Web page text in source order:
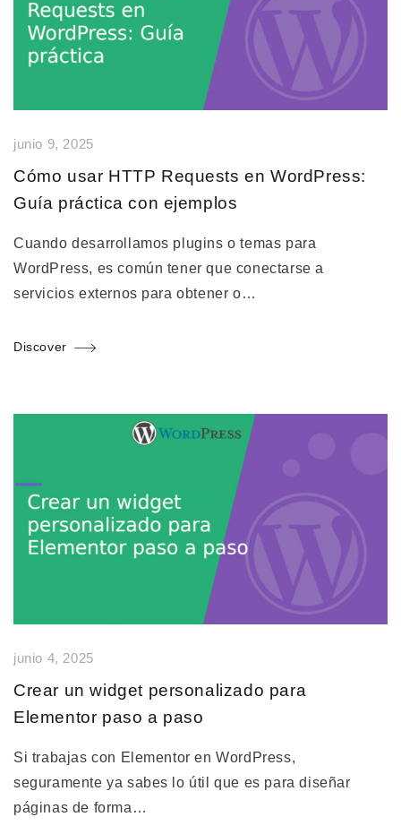
junio 9, 2025
Cómo usar HTTP Requests en WordPress:
Guía práctica con ejemplos
Cuando desarrollamos plugins o temas para
WordPress, es común tener que conectarse a
servicios externos para obtener o…
Discover
junio 4, 2025
Crear un widget personalizado para
Elementor paso a paso
Si trabajas con Elementor en WordPress,
seguramente ya sabes lo útil que es para diseñar
páginas de forma…